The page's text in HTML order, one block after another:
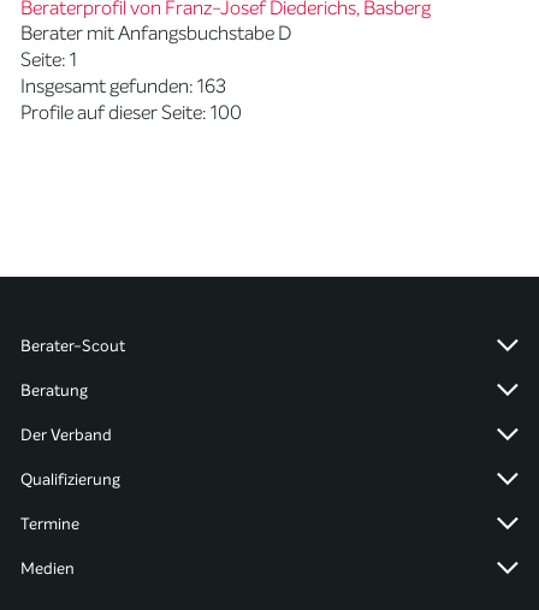
Beraterprofil von Franz-Josef Diederichs, Basberg
Berater mit Anfangsbuchstabe D
Seite: 1
Insgesamt gefunden: 163
Profile auf dieser Seite: 100
Berater-Scout
Beratung
Der Verband
Qualifizierung
Termine
Medien